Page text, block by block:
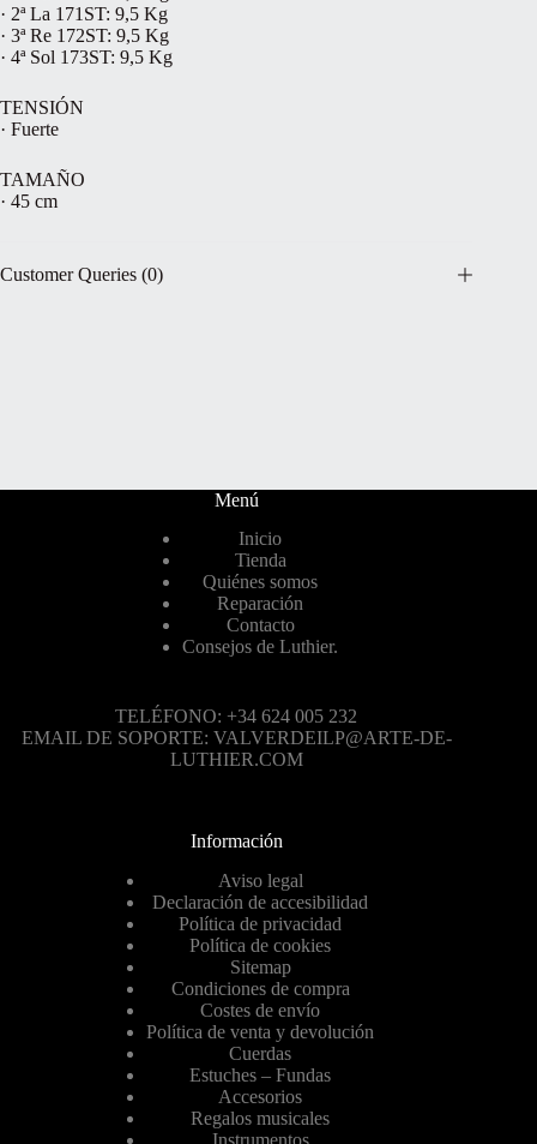
· 2ª La 171ST: 9,5 Kg
· 3ª Re 172ST: 9,5 Kg
· 4ª Sol 173ST: 9,5 Kg
TENSIÓN
· Fuerte
TAMAÑO
· 45 cm
Customer Queries (0)
Menú
Inicio
Tienda
Quiénes somos
Reparación
Contacto
Consejos de Luthier.
TELÉFONO: +34 624 005 232
EMAIL DE SOPORTE: VALVERDEILP@ARTE-DE-
LUTHIER.COM
Información
Aviso legal
Declaración de accesibilidad
Política de privacidad
Política de cookies
Sitemap
Condiciones de compra
Costes de envío
Política de venta y devolución
Cuerdas
Estuches – Fundas
Accesorios
Regalos musicales